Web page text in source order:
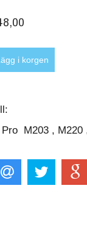
M203 , M220